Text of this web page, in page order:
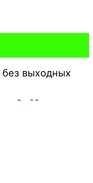
без выходных